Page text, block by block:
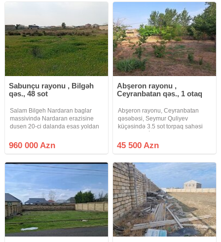
Sabunçu rayonu , Bilgəh
qəs., 48 sot
Salam Bilgeh Nardaran baglar
massivində Nardaran erazisine
dusen 20-ci dalanda esas yoldan
denize yaxin 48 sot 3 terefi hasarli
bos torpaq sahəsi satilir. Qeyd
960 000 Azn
Abşeron rayonu ,
Ceyranbatan qəs., 1 otaq
Abşeron rayonu, Ceyranbatan
qəsəbəsi, Seymur Quliyev
küçəsində 3.5 sot torpaq sahəsi
xətti var. Torpaq sahəsində meyvə
ağacları da var. Sotu 13000 azn,
45 500 Azn